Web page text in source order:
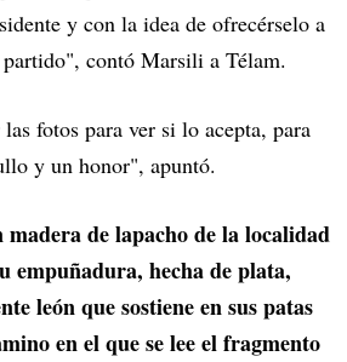
y con la idea de ofrecérselo a
partido", contó Marsili a Télam.
fotos para ver si lo acepta, para
y un honor", apuntó.
madera de lapacho de la localidad
empuñadura, hecha de plata,
león que sostiene en sus patas
en el que se lee el fragmento